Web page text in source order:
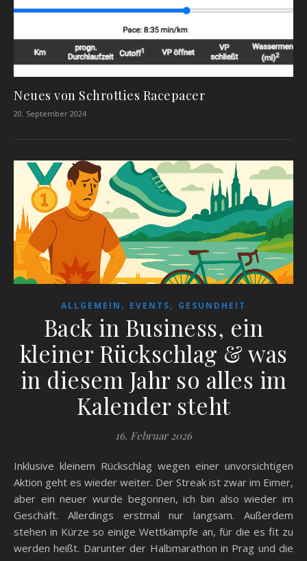
Neues von Schrotties Racepacer
20. September 2024
ALLGEMEIN , EVENTS, GESUNDHEIT
Back in Business, ein
kleiner Rückschlag & was
in diesem Jahr so alles im
Kalender steht
16. Februar 2026
Inklusive kleinem Rückschlag wegen einer unvorsichtigen
Aktion geht es wieder weiter. Der Streak ist zwar im Eimer,
aber ein neuer wurde begonnen, ich bin also wieder im
Geschäft. Allerdings erstmal nur langsam. Außerdem
stehen in Kürze so einige Wettkämpfe an, für die es fit zu
werden heißt. Darunter der Halbmarathon in Prag und die